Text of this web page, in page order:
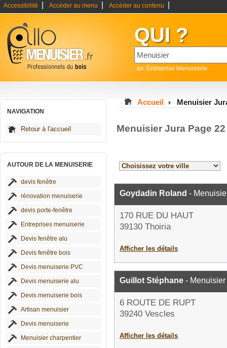
Accessibilité Accéder au menu Accéder au contenu
QUI ?
ex: Entreprise Menuiserie
NAVIGATION
Retour à l'accueil
AUTOUR DE LA MENUISERIE
devis fenêtre
rénovation menuiserie
devis porte-fenêtre
Entreprises menuiserie
Devis fenêtre alu
Devis fenêtre bois
Devis menuiserie PVC
Devis menuiserie alu
Devis menuiserie bois
Artisan menuisier
Devis menuiserie
Menuisier charpentier
Accueil Menuisier
Menuisier Jura Page 22
Goydadin Roland -
170 RUE DU HAUT
39130 Thoiria
Afficher les détails
Guillot Stéphane - Menuisier
6 ROUTE DE RUPT
39240 Vescles
Afficher les détails